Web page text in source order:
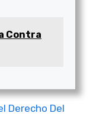
Contra
Derecho Del